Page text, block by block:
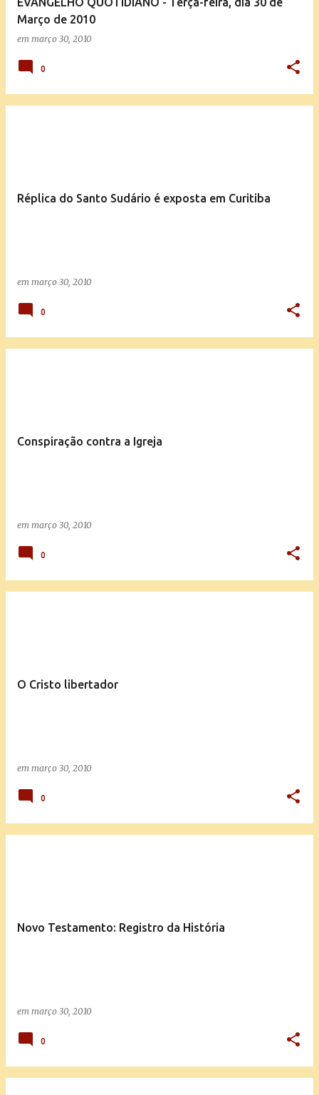
Março de 2010
em março 30, 2010
0
Réplica do Santo Sudário é exposta em Curitiba
em março 30, 2010
0
Conspiração contra a Igreja
em março 30, 2010
0
O Cristo libertador
em março 30, 2010
0
Novo Testamento: Registro da História
em março 30, 2010
0